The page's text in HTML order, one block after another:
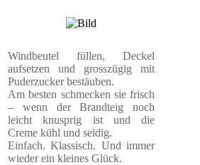
Windbeutel füllen, Deckel
aufsetzen und grosszügig mit
Puderzucker bestäuben.
Am besten schmecken sie frisch
– wenn der Brandteig noch
leicht knusprig ist und die
Creme kühl und seidig.
Einfach. Klassisch. Und immer
wieder ein kleines Glück.